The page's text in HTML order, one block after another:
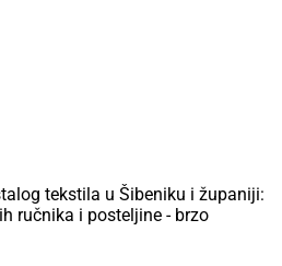
tekstila u Šibeniku i županiji:
ručnika i posteljine - brzo